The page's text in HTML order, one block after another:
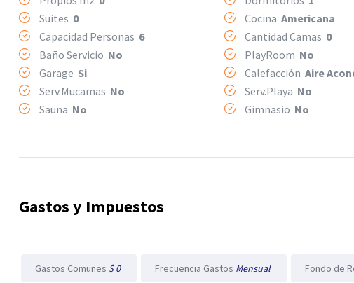
Suites 0 CocinaAmericana
Capacidad Personas 6 Cantidad Camas 0
Baño Servicio No PlayRoom No
Garage Si CalefacciónAire
Serv.Mucamas No Serv.Playa No
Sauna No Gimnasio No
Gastos y Impuestos
Gastos Comunes $ 0 Frecuencia Gastos Mensual Fondo de